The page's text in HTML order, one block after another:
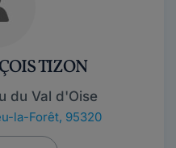
TIZON
du Val d'Oise
la-Forêt, 95320